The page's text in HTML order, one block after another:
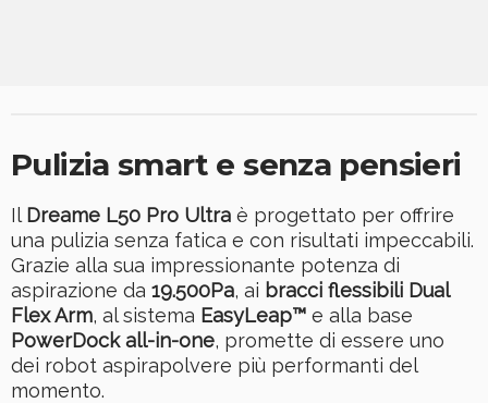
Pulizia smart e senza pensieri
Il Dreame L50 Pro Ultra è progettato per offrire
una pulizia senza fatica e con risultati impeccabili.
Grazie alla sua impressionante potenza di
aspirazione da 19.500Pa, ai bracci flessibili Dual
Flex Arm, al sistema EasyLeap™ e alla base
PowerDock all-in-one, promette di essere uno
dei robot aspirapolvere più performanti del
momento.